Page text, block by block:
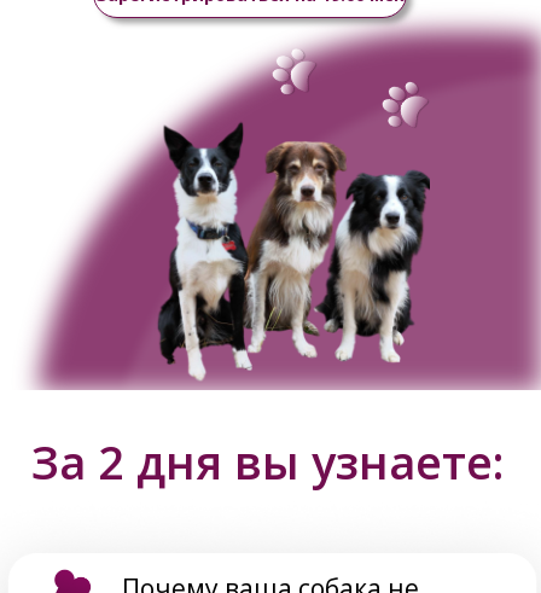
Почему ваша собака не
слушается и как это исправить
Как научить собаку понимать,
что мы от нее хотим
3 ключевых принципа
воспитания без наказаний и
криков
Простые техники, которые